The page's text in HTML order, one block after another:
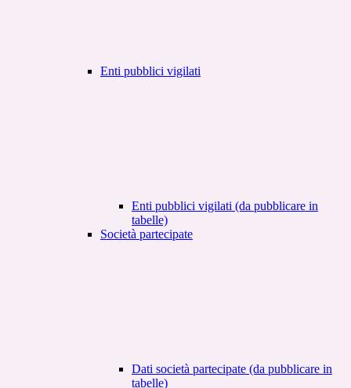
Enti pubblici vigilati
Enti pubblici vigilati (da pubblicare in
tabelle)
Società partecipate
Dati società partecipate (da pubblicare in
tabelle)